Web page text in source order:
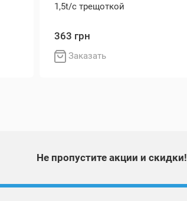
1,5t/с трещоткой
363 грн
Заказать
Не пропустите акции и скидки!